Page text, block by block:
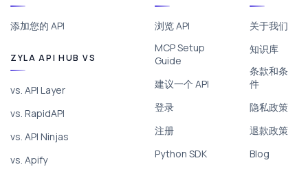
添加您的 API
ZYLA API HUB VS
vs. API Layer
vs. RapidAPI
vs. API Ninjas
vs. Apify
浏览 API
MCP Setup
Guide
建议一个 API
登录
注册
Python SDK
关于我们
知识库
条款和条
件
隐私政策
退款政策
Blog